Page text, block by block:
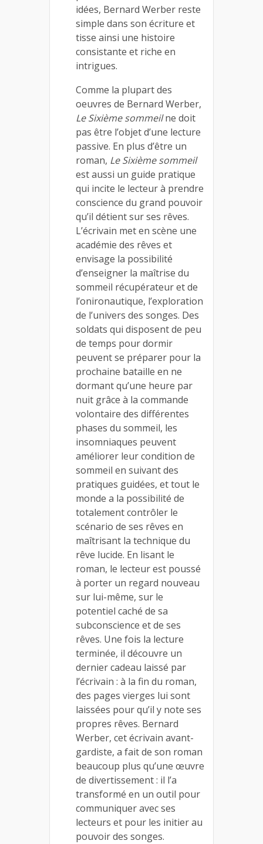
idées, Bernard Werber reste
simple dans son écriture et
tisse ainsi une histoire
consistante et riche en
intrigues.
Comme la plupart des
oeuvres de Bernard Werber,
Le Sixième sommeilne doit
pas être l’objet d’une lecture
passive. En plus d’être un
roman, Le Sixième sommeil
est aussi un guide pratique
qui incite le lecteur à prendre
conscience du grand pouvoir
qu’il détient sur ses rêves.
L’écrivain met en scène une
académie des rêves et
envisage la possibilité
d’enseigner la maîtrise du
sommeil récupérateur et de
l’onironautique, l’exploration
de l’univers des songes. Des
soldats qui disposent de peu
de temps pour dormir
peuvent se préparer pour la
prochaine bataille en ne
dormant qu’une heure par
nuit grâce à la commande
volontaire des différentes
phases du sommeil, les
insomniaques peuvent
améliorer leur condition de
sommeil en suivant des
pratiques guidées, et tout le
monde a la possibilité de
totalement contrôler le
scénario de ses rêves en
maîtrisant la technique du
rêve lucide. En lisant le
roman, le lecteur est poussé
à porter un regard nouveau
sur lui-même, sur le
potentiel caché de sa
subconscience et de ses
rêves. Une fois la lecture
terminée, il découvre un
dernier cadeau laissé par
l’écrivain : à la fin du roman,
des pages vierges lui sont
laissées pour qu’il y note ses
propres rêves. Bernard
Werber, cet écrivain avant-
gardiste, a fait de son roman
beaucoup plus qu’une œuvre
de divertissement : il l’a
transformé en un outil pour
communiquer avec ses
lecteurs et pour les initier au
pouvoir des songes.